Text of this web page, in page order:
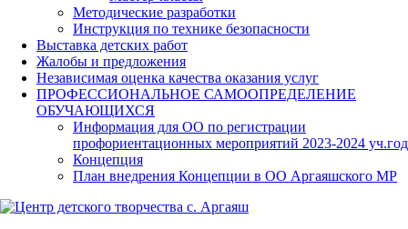
Методические разработки
Инструкция по технике безопасности
Выставка детских работ
Жалобы и предложения
Независимая оценка качества оказания услуг
ПРОФЕССИОНАЛЬНОЕ САМООПРЕДЕЛЕНИЕ
ОБУЧАЮЩИХСЯ
Информация для ОО по регистрации
профориентационных мероприятий 2023-2024 уч.год
Концепция
План внедрения Концепции в ОО Аргаяшского МР